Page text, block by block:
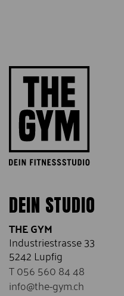
DEIN STUDIO
THE GYM
Industriestrasse 33
5242 Lupfig
T 056 560 84 48
info@the-gym.ch